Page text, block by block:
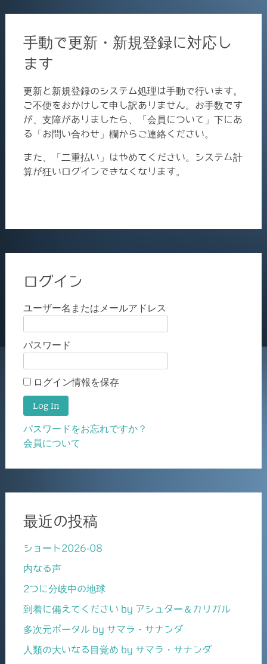
手動で更新・新規登録に対応し
ます
更新と新規登録のシステム処理は手動で行います。
ご不便をおかけして申し訳ありません。お手数です
が、支障がありましたら、「会員について」下にあ
る「お問い合わせ」欄からご連絡ください。
また、「二重払い」はやめてください。システム計
算が狂いログインできなくなります。
ログイン
ユーザー名またはメールアドレス
パスワード
ログイン情報を保存
パスワードをお忘れですか？
会員について
最近の投稿
ショート2026-08
内なる声
2つに分岐中の地球
到着に備えてください by アシュター＆カリガル
多次元ポータル by サマラ・サナンダ
人類の大いなる目覚め by サマラ・サナンダ